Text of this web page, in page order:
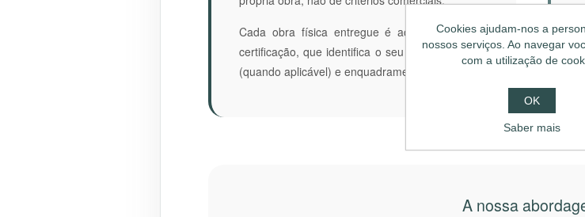
Cada obra física entregue é acompanhada de
certificação, que identifica o seu estatuto, edição
(quando aplicável) e enquadramento curatorial.
A nossa
Cookies ajudam-nos a
nossos serviços. Ao navegar
com a utilização de
OK
Saber mais